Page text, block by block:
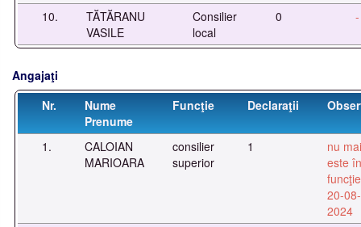
10.
TĂTĂRANU
VASILE
Consilier
local
0 -
Angajaţi
Nr.
Nume
Prenume
Funcţie Declaraţii
1.
CALOIAN
MARIOARA
consilier
superior
1
nu mai
este în
20-08-
2024